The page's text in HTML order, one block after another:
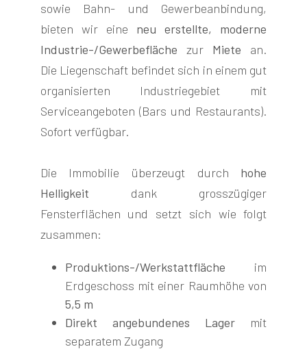
sowie Bahn- und Gewerbeanbindung,
bieten wir eine neu erstellte, moderne
Industrie-/Gewerbefläche zur Miete an.
Die Liegenschaft befindet sich in einem gut
organisierten Industriegebiet mit
Serviceangeboten (Bars und Restaurants).
Sofort verfügbar.
Die Immobilie überzeugt durch hohe
Helligkeit dank grosszügiger
Fensterflächen und setzt sich wie folgt
zusammen:
Produktions-/Werkstattfläche im
Erdgeschoss mit einer Raumhöhe von
5,5 m
Direkt angebundenes Lager mit
separatem Zugang